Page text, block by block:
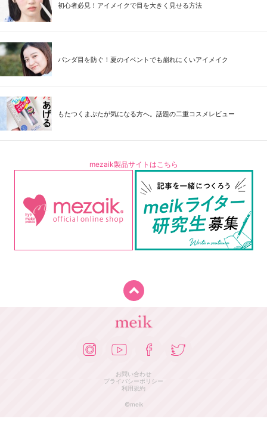
初心者必見！アイメイクで目を大きく見せる方法
パンダ目を防ぐ！夏のイベントでも崩れにくいアイメイク
もたつくまぶたが気になる方へ。話題の二重コスメレビュー
mezaik製品サイトはこちら
お問い合わせ
プライバシーポリシー
利用規約
©meik